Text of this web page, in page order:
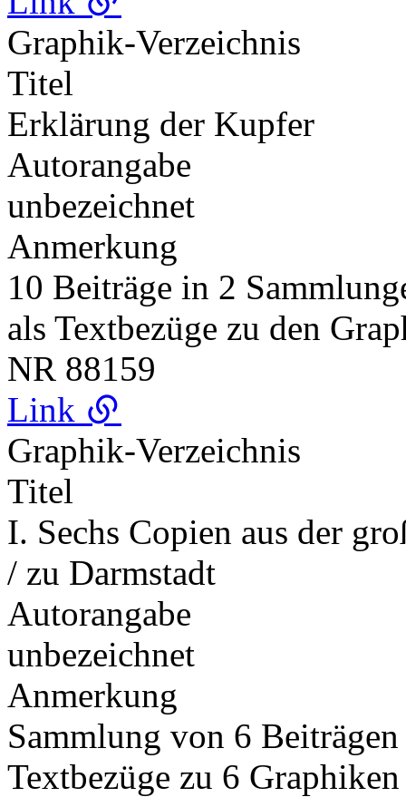
Graphik-Verzeichnis
Titel
Erklärung der Kupfer
Autorangabe
unbezeichnet
Anmerkung
10 Beiträge in 2
als Textbezüge zu den
NR 88159
Link
Graphik-Verzeichnis
Titel
I. Sechs Copien aus der
/ zu Darmstadt
Autorangabe
unbezeichnet
Anmerkung
Sammlung von 6
Textbezüge zu 6 Graphiken